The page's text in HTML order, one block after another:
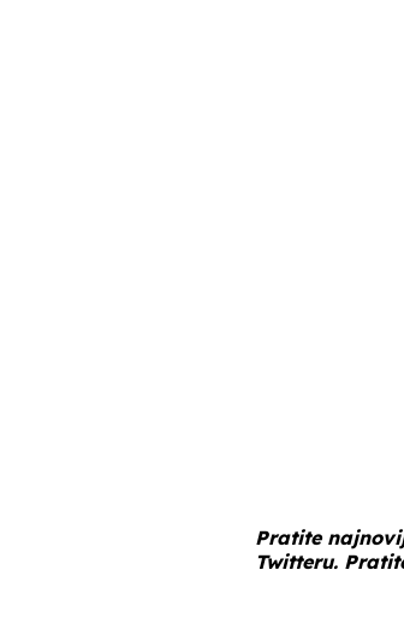
Pratite
Twitteru.